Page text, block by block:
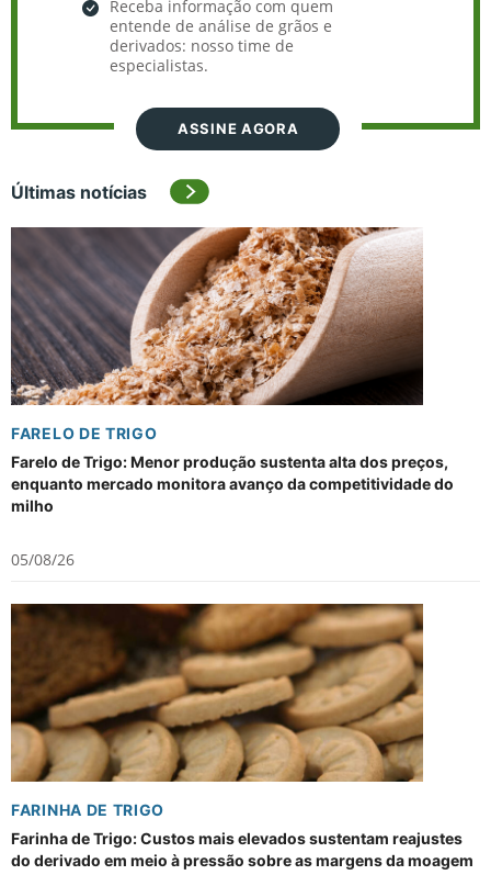
Receba informação com quem
entende de análise de grãos e
derivados: nosso time de
especialistas.
ASSINE AGORA
Últimas notícias
FARELO DE TRIGO
Farelo de Trigo: Menor produção sustenta alta dos preços,
enquanto mercado monitora avanço da competitividade do
milho
05/08/26
FARINHA DE TRIGO
Farinha de Trigo: Custos mais elevados sustentam reajustes
do derivado em meio à pressão sobre as margens da moagem